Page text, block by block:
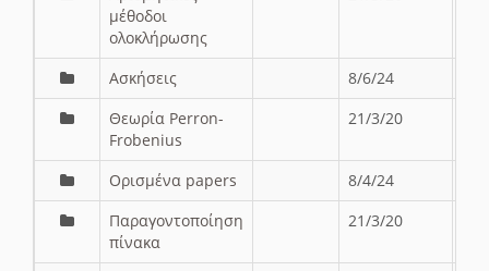
μέθοδοι
ολοκλήρωσης
Ασκήσεις
8/6/24
Θεωρία Perron-
Frobenius
21/3/20
Ορισμένα papers
8/4/24
Παραγοντοποίηση
πίνακα
21/3/20